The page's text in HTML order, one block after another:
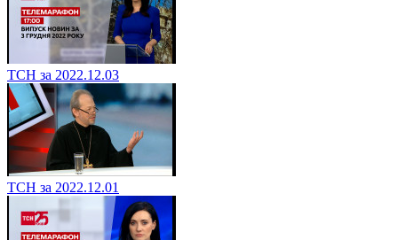
ТСН за 2022.12.03
ТСН за 2022.12.01